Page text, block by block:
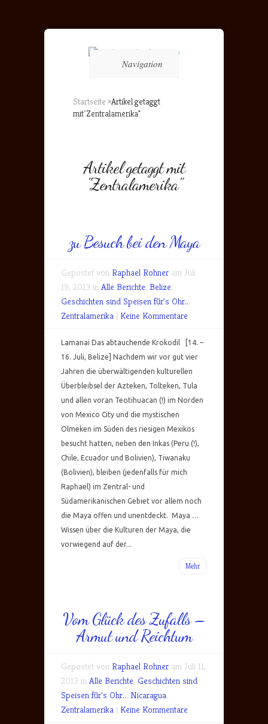
Navigation
Startseite »Artikel getaggt
mit"Zentralamerika"
Artikel getaggt mit
"Zentralamerika"
zu Besuch bei den Maya
Gepostet von Raphael Rohner am Juli
19, 2013 in Alle Berichte, Belize,
Geschichten sind Speisen für's Ohr..,
Zentralamerika | Keine Kommentare
Lamanai Das abtauchende Krokodil [14. –
16. Juli, Belize] Nachdem wir vor gut vier
Jahren die überwältigenden kulturellen
Überbleibsel der Azteken, Tolteken, Tula
und allen voran Teotihuacan (!) im Norden
von Mexico City und die mystischen
Olmeken im Süden des riesigen Mexikos
besucht hatten, neben den Inkas (Peru (!),
Chile, Ecuador und Bolivien), Tiwanaku
(Bolivien), bleiben (jedenfalls für mich
Raphael) im Zentral- und
Südamerikanischen Gebiet vor allem noch
die Maya offen und unentdeckt. Maya …
Wissen über die Kulturen der Maya, die
vorwiegend auf der...
Mehr
Vom Glück des Zufalls –
Armut und Reichtum
Gepostet von Raphael Rohner am Juli 11,
2013 in Alle Berichte, Geschichten sind
Speisen für's Ohr.., Nicaragua,
Zentralamerika | Keine Kommentare